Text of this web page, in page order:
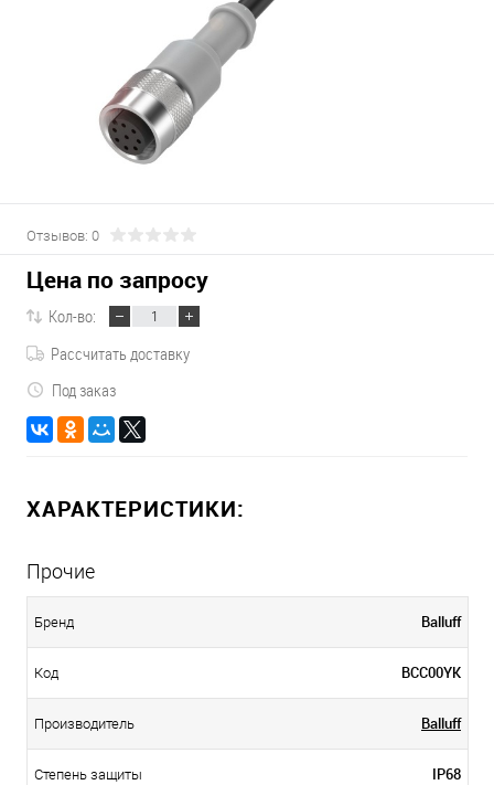
Отзывов: 0
Цена по запросу
Кол-во:
Рассчитать доставку
Под заказ
ХАРАКТЕРИСТИКИ:
Прочие
Бренд Balluff
Код BCC00YK
Производитель Balluff
Степень защиты IP68